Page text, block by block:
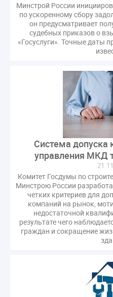
Минстрой России
по ускоренному сбору
он предусматривает
судебных приказов о
«Госуслуги». Точные даты
Система допуска
управления МКД
Комитет Госдумы по
Минстрою России
четких критериев для
компаний на рынок,
недостаточной
результате чего
граждан и сокращение